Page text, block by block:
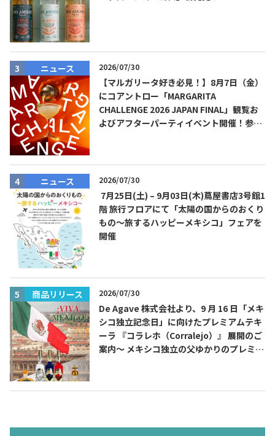
ニュース 2026/07/30
【マルガリータ好き必見！】8月7日（金）
にコアントロー「MARGARITA
CHALLENGE 2026 JAPAN FINAL」観覧お
よびアフターパーティイベント開催！参加
ニュース 2026/07/30
7月25日(土) – 9月03日(木)蔦屋書店3号館1
階 旅行フロアにて「太陽の国からのおくり
もの～旅するハッピーメキシコ」フェアを
開催
商品リリース 2026/07/30
De Agave 株式会社より、9 月 16 日「メキ
シコ独立記念日」に向けたプレミアムテキ
ーラ 『コラレホ（Corralejo）』 展開のご
案内〜 メキシコ独立の父ゆかりのプレミア